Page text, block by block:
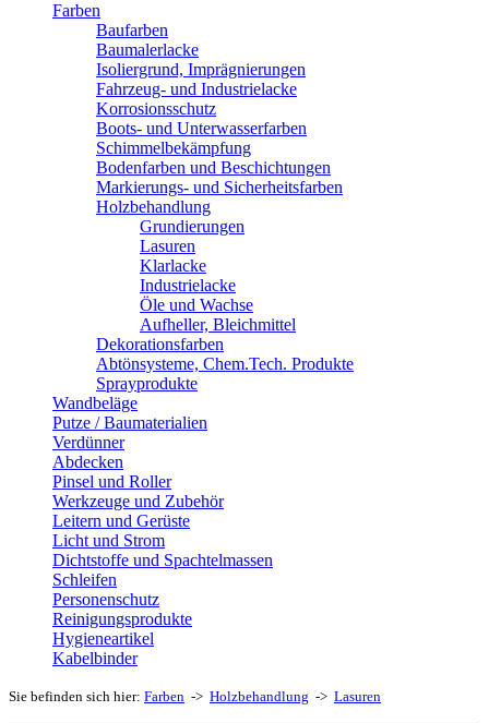
Farben
Baufarben
Baumalerlacke
Isoliergrund, Imprägnierungen
Fahrzeug- und Industrielacke
Korrosionsschutz
Boots- und Unterwasserfarben
Schimmelbekämpfung
Bodenfarben und Beschichtungen
Markierungs- und Sicherheitsfarben
Holzbehandlung
Grundierungen
Lasuren
Klarlacke
Industrielacke
Öle und Wachse
Aufheller, Bleichmittel
Dekorationsfarben
Abtönsysteme, Chem.Tech. Produkte
Sprayprodukte
Wandbeläge
Putze / Baumaterialien
Verdünner
Abdecken
Pinsel und Roller
Werkzeuge und Zubehör
Leitern und Gerüste
Licht und Strom
Dichtstoffe und Spachtelmassen
Schleifen
Personenschutz
Reinigungsprodukte
Hygieneartikel
Kabelbinder
Sie befinden sich hier: Farben -> Holzbehandlung -> Lasuren